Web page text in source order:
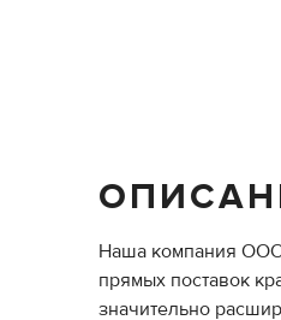
Наша компания ООО
прямых поставок
значительн­­­­­­­­о